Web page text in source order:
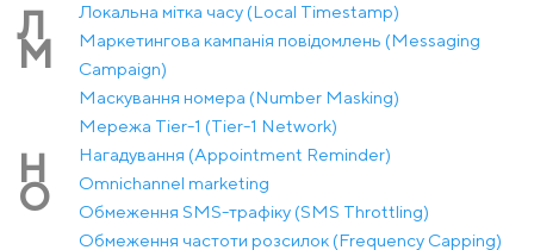
Л Локальна мітка часу (Local Timestamp)
М
Маркетингова кампанія повідомлень (Messaging
Campaign)
Маскування номера (Number Masking)
Мережа Tier-1 (Tier-1 Network)
Н Нагадування (Appointment Reminder)
О
Оmnichannel marketing
Обмеження SMS-трафіку (SMS Throttling)
Обмеження частоти розсилок (Frequency Capping)